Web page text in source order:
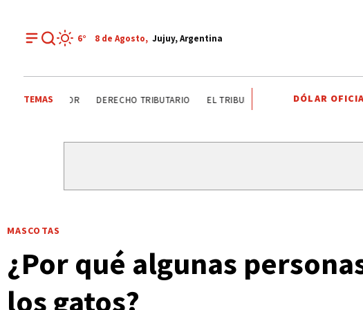
6° 8 de Agosto, Jujuy, Argentina
TEMASDÍA DEL INGENIERO AGRÓNOMO ANALIZAN SECTOR DERECHO
DÓLAR
MASCOTAS
¿Por qué algunas
los gatos?